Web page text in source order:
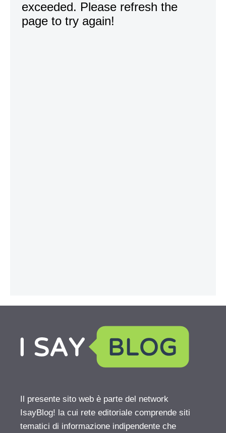
Il presente sito web è parte del network
IsayBlog! la cui rete editoriale comprende siti
tematici di informazione indipendente che